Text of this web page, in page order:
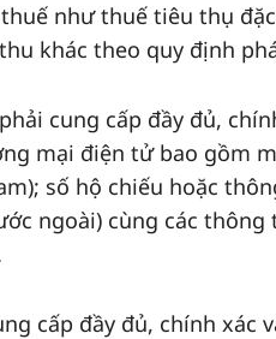
như thuế tiêu thụ
khác theo quy định
cung cấp đầy đủ,
mại điện tử bao gồm
số hộ chiếu hoặc
ngoài) cùng các
cấp đầy đủ, chính